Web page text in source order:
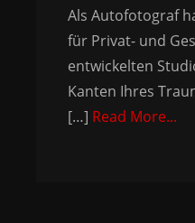
Als Autofotograf
für Privat- und
entwickelten
Kanten Ihres
[…] Read More...